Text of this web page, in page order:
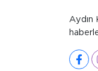
Aydın